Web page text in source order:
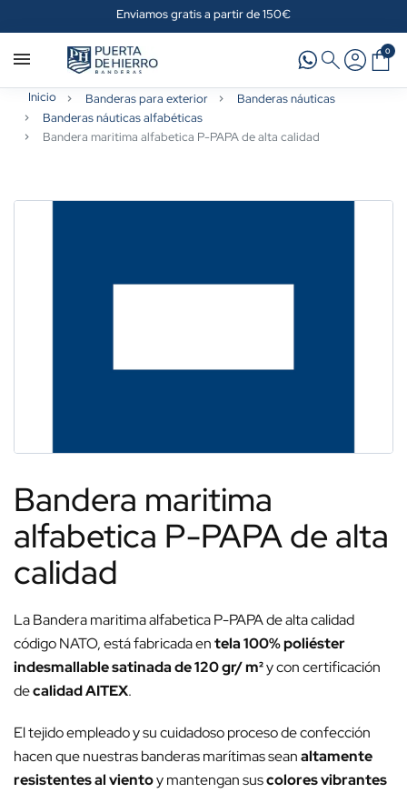
Enviamos gratis a partir de 150€
0
Inicio Banderas para exterior
Banderas náuticas
Banderas náuticas alfabéticas
Bandera maritima alfabetica P-PAPA de alta calidad
Bandera maritima
alfabetica P-PAPA de alta
calidad
La Bandera maritima alfabetica P-PAPA de alta calidad
código NATO, está fabricada entela 100% poliéster
indesmallable satinada de 120 gr/ m²y con certificación
decalidad AITEX.
El tejido empleado y su cuidadoso proceso de confección
hacen que nuestras banderas marítimas seanaltamente
resistentes al vientoy mantengan suscolores vibrantes